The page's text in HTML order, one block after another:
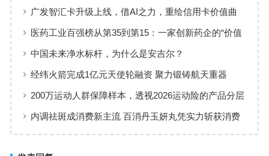
品牌体验
广发智汇卡升级上线，借AI之力，重绘信用卡价值曲
线
医药工业百强榜从第35到第15：一家创新药企的“价值
增长”样本
中国未来净水标杆，为什么是安吉尔？
经纬火箭完成1亿元天使轮融资 聚力锻铸航天重器
200万运动人群保障样本，透视2026运动险的产品分层
与适配逻辑
内调祛斑成消费新主流 百消丹玉妍丸凭实力斩获消费